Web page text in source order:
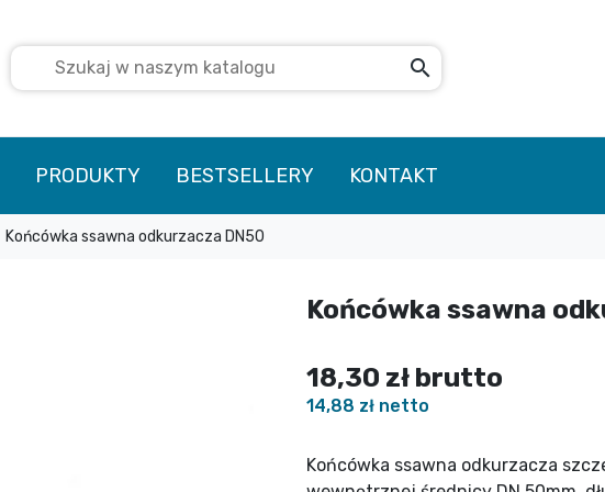
search
PRODUKTY BESTSELLERY KONTAKT
Końcówka ssawna odkurzacza DN50
Końcówka ssawna
18,30 zł brutto
14,88 zł netto
Końcówka ssawna odkurzacza